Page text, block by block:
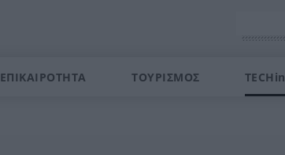
ΕΠΙΚΑΙΡΟΤΗΤΑ ΤΟΥΡΙΣΜΟΣ TECHin